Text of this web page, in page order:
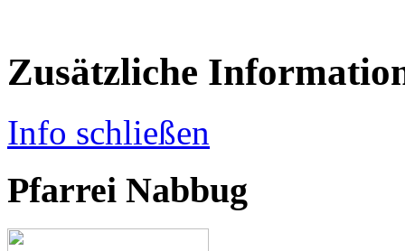
Zusätzliche
Info schließen
Pfarrei Nabbug